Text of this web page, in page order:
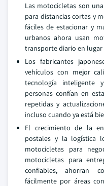
Las motocicletas son
para distancias cortas y
fáciles de estacionar y
urbanos ahora usan
transporte diario en lugar
Los fabricantes
vehículos con mejor
tecnología inteligente
personas confían en
repetidas y
incluso cuando ya está
El crecimiento de la
postales y la logística
motocicletas para
motocicletas para
confiables, ahorran
fácilmente por áreas